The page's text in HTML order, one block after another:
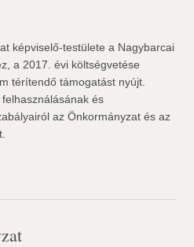
képviselő-testülete a Nagybarcai
a 2017. évi költségvetése
térítendő támogatást nyújt.
és
az Önkormányzat és az